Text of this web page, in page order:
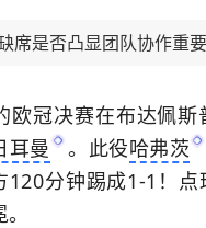
席是否凸显团队协作重要
欧冠决赛在布达佩
耳曼 。此役哈弗茨
120分钟踢成1-1！